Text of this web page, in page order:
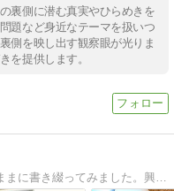
裏側に潜む真実やひらめきを
題など身近なテーマを扱いつ
側を映し出す観察眼が光りま
を提供します。